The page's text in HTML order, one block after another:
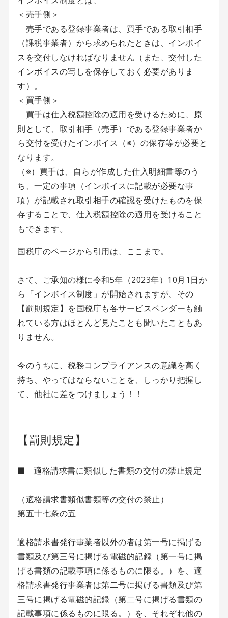
＜売手側＞
売手である登録事業者は、買手である取引相手
（課税事業者）から求められたときは、インボイ
スを交付しなければなりません（また、交付した
インボイスの写しを保存しておく必要がありま
す）。
＜買手側＞
買手は仕入税額控除の適用を受けるために、原
則として、取引相手（売手）である登録事業者か
ら交付を受けたインボイス（※）の保存等が必要と
なります。
（※）買手は、自らが作成した仕入明細書等のう
ち、一定の事項（インボイスに記載が必要な事
項）が記載され取引相手の確認を受けたものを保
存することで、仕入税額控除の適用を受けること
もできます。
国税庁のページから引用は、ここまで。
さて、ご承知の様に令和5年（2023年）10月1日か
ら「インボイス制度」が開始されますが、その
【罰則規定】を国税庁も各サービスベンダーも触
れている方はほとんど見たことも聞いたこともあ
りません。
今のうちに、税務コンプライアンスの意識を高く
持ち、やってはならないことを、しっかり把握し
て、他社に差をつけましょう！！
【罰則規定】
■ 適格請求書に類似した書類の交付の禁止規定
（適格請求書類似書類等の交付の禁止）
第五十七条の五
適格請求書発行事業者以外の者は第一号に掲げる
書類及び第三号に掲げる電磁的記録（第一号に掲
げる書類の記載事項に係るものに限る。）を、適
格請求書発行事業者は第二号に掲げる書類及び第
三号に掲げる電磁的記録（第二号に掲げる書類の
記載事項に係るものに限る。）を、それぞれ他の